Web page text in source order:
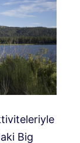
Big